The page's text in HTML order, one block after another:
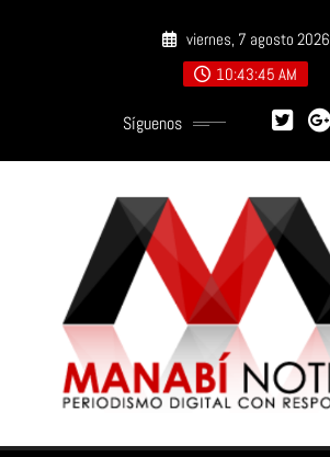
viernes, 7 agosto 2026
10:43:47 AM
Síguenos